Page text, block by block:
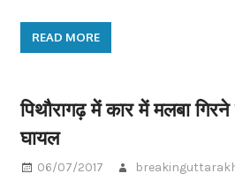
READ MORE
पिथौरागढ़ में कार में मलबा
घायल
06/07/2017